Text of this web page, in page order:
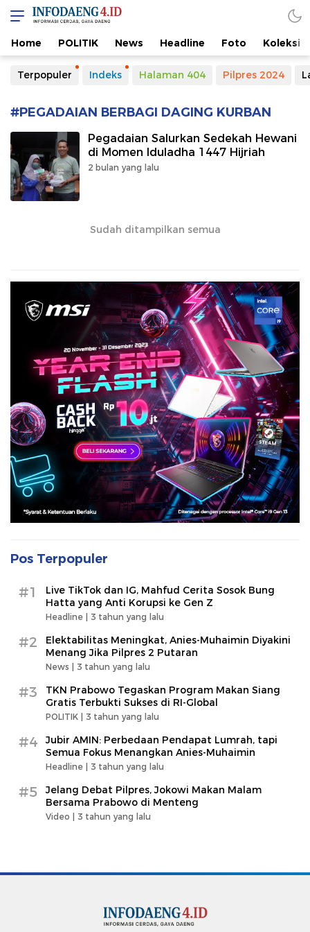
Home POLITIK News Headline Foto Koleksi
Terpopuler Indeks Halaman 404 Pilpres 2024
#PEGADAIAN BERBAGI DAGING KURBAN
Pegadaian Salurkan Sedekah Hewani
di Momen Iduladha 1447 Hijriah
2 bulan yang lalu
Sudah ditampilkan semua
Pos Terpopuler
#1
Live TikTok dan IG, Mahfud Cerita Sosok Bung
Hatta yang Anti Korupsi ke Gen Z
Headline | 3 tahun yang lalu
#2
Elektabilitas Meningkat, Anies-Muhaimin Diyakini
Menang Jika Pilpres 2 Putaran
News | 3 tahun yang lalu
#3
TKN Prabowo Tegaskan Program Makan Siang
Gratis Terbukti Sukses di RI-Global
POLITIK | 3 tahun yang lalu
#4
Jubir AMIN: Perbedaan Pendapat Lumrah, tapi
Semua Fokus Menangkan Anies-Muhaimin
Headline | 3 tahun yang lalu
#5
Jelang Debat Pilpres, Jokowi Makan Malam
Bersama Prabowo di Menteng
Video | 3 tahun yang lalu